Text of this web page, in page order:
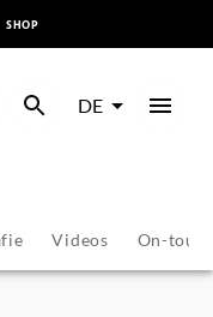
SHOP
DE
Videos On-tour